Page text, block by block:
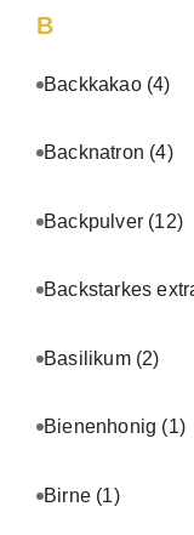
B
Backkakao (4)
Backnatron (4)
Backpulver (12)
Backstarkes
Basilikum (2)
Bienenhonig (1)
Birne (1)